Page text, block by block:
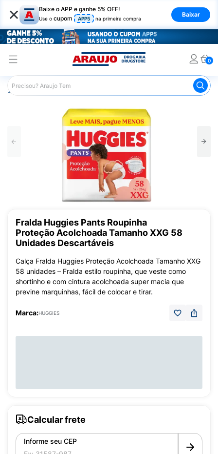
× Baixe o APP e ganhe 5% OFF!
Use o cupom APP5 na primeira compra
Baixar
0
Araujo Infantil Fraldas Infantis
Fralda Huggies Pants Roupinha
Proteção Acolchoada Tamanho XXG 58
Unidades Descartáveis
Calça Fralda Huggies Proteção Acolchoada Tamanho XXG
58 unidades – Fralda estilo roupinha, que veste como
shortinho e com cintura acolchoada super macia que
previne marquinhas, fácil de colocar e tirar.
Marca:HUGGIES
Calcular frete
Informe seu CEP